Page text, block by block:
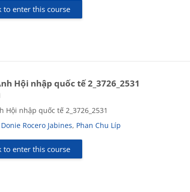
to enter this course
Hội nhập quốc tế 2_3726_2531
Hội nhập quốc tế 2_3726_2531
Donie Rocero Jabines, Phan Chu Líp
to enter this course